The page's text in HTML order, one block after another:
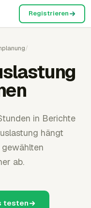
Registrieren
/
in Berichte
hängt
ab.
testen